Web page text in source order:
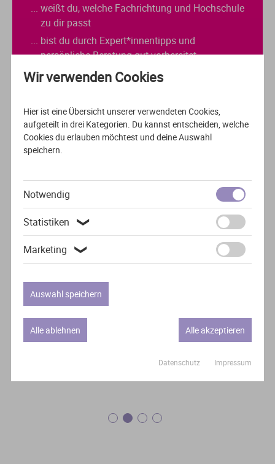
... weißt du, welche Fachrichtung und Hochschule
zu dir passt
... bist du durch Expert*innentipps und
persönliche Beratung gut vorbereitet
Besucher*innen sagen
“
Die Vorträge waren sehr gut und ich fand die
Internationalität der Hochschulen gut.
Wir verwenden Cookies
Hier ist eine Übersicht unserer verwendeten Cookies,
aufgeteilt in drei Kategorien. Du kannst entscheiden, welche
Cookies du erlauben möchtest und deine Auswahl
speichern.
Notwendig
Statistiken ❯
Marketing ❯
Auswahl speichern
Alle akzeptieren
Alle ablehnen
Datenschutz Impressum